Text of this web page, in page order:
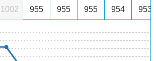
1002 955 955 955 954 953